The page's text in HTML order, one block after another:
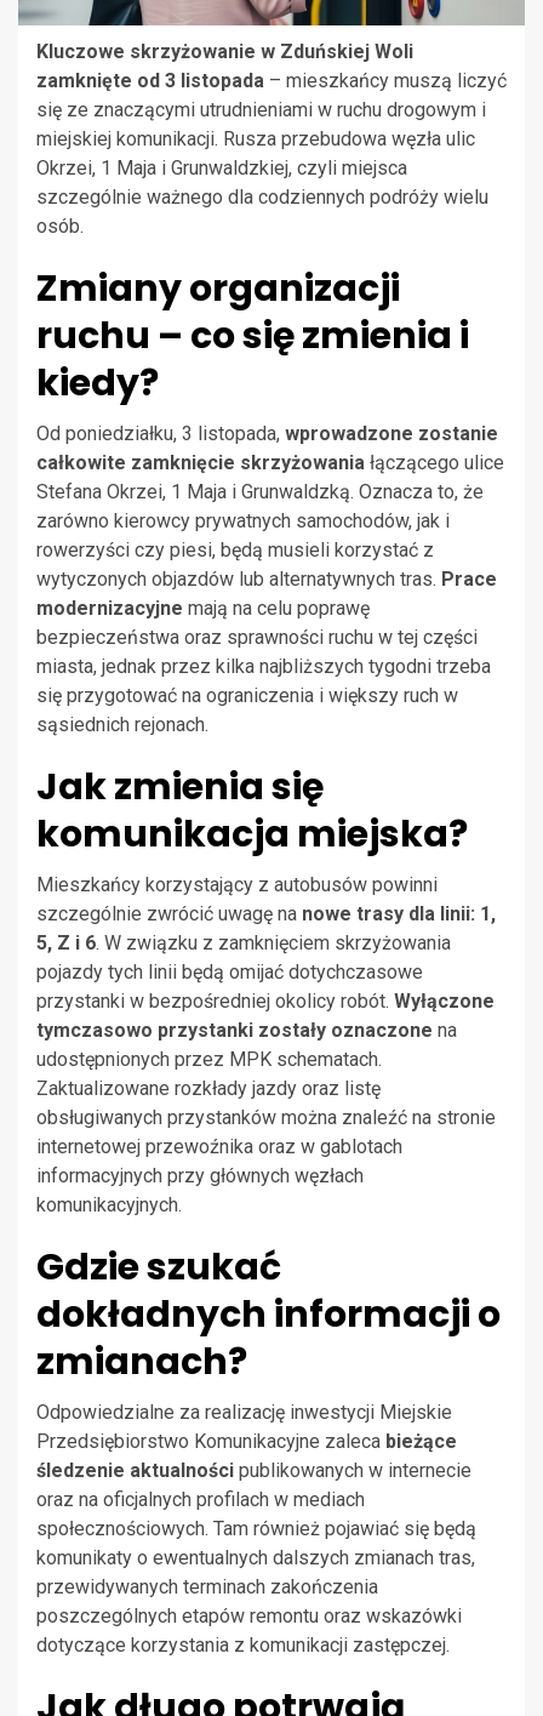
Kluczowe skrzyżowanie w Zduńskiej Woli
zamknięte od 3 listopada – mieszkańcy muszą liczyć
się ze znaczącymi utrudnieniami w ruchu drogowym i
miejskiej komunikacji. Rusza przebudowa węzła ulic
Okrzei, 1 Maja i Grunwaldzkiej, czyli miejsca
szczególnie ważnego dla codziennych podróży wielu
osób.
Zmiany organizacji
ruchu – co się zmienia i
kiedy?
Od poniedziałku, 3 listopada, wprowadzone zostanie
całkowite zamknięcie skrzyżowania łączącego ulice
Stefana Okrzei, 1 Maja i Grunwaldzką. Oznacza to, że
zarówno kierowcy prywatnych samochodów, jak i
rowerzyści czy piesi, będą musieli korzystać z
wytyczonych objazdów lub alternatywnych tras. Prace
modernizacyjne mają na celu poprawę
bezpieczeństwa oraz sprawności ruchu w tej części
miasta, jednak przez kilka najbliższych tygodni trzeba
się przygotować na ograniczenia i większy ruch w
sąsiednich rejonach.
Jak zmienia się
komunikacja miejska?
Mieszkańcy korzystający z autobusów powinni
szczególnie zwrócić uwagę na nowe trasy dla linii: 1,
5, Z i 6. W związku z zamknięciem skrzyżowania
pojazdy tych linii będą omijać dotychczasowe
przystanki w bezpośredniej okolicy robót. Wyłączone
tymczasowo przystanki zostały oznaczone na
udostępnionych przez MPK schematach.
Zaktualizowane rozkłady jazdy oraz listę
obsługiwanych przystanków można znaleźć na stronie
internetowej przewoźnika oraz w gablotach
informacyjnych przy głównych węzłach
komunikacyjnych.
Gdzie szukać
dokładnych informacji o
zmianach?
Odpowiedzialne za realizację inwestycji Miejskie
Przedsiębiorstwo Komunikacyjne zaleca bieżące
śledzenie aktualności publikowanych w internecie
oraz na oficjalnych profilach w mediach
społecznościowych. Tam również pojawiać się będą
komunikaty o ewentualnych dalszych zmianach tras,
przewidywanych terminach zakończenia
poszczególnych etapów remontu oraz wskazówki
dotyczące korzystania z komunikacji zastępczej.